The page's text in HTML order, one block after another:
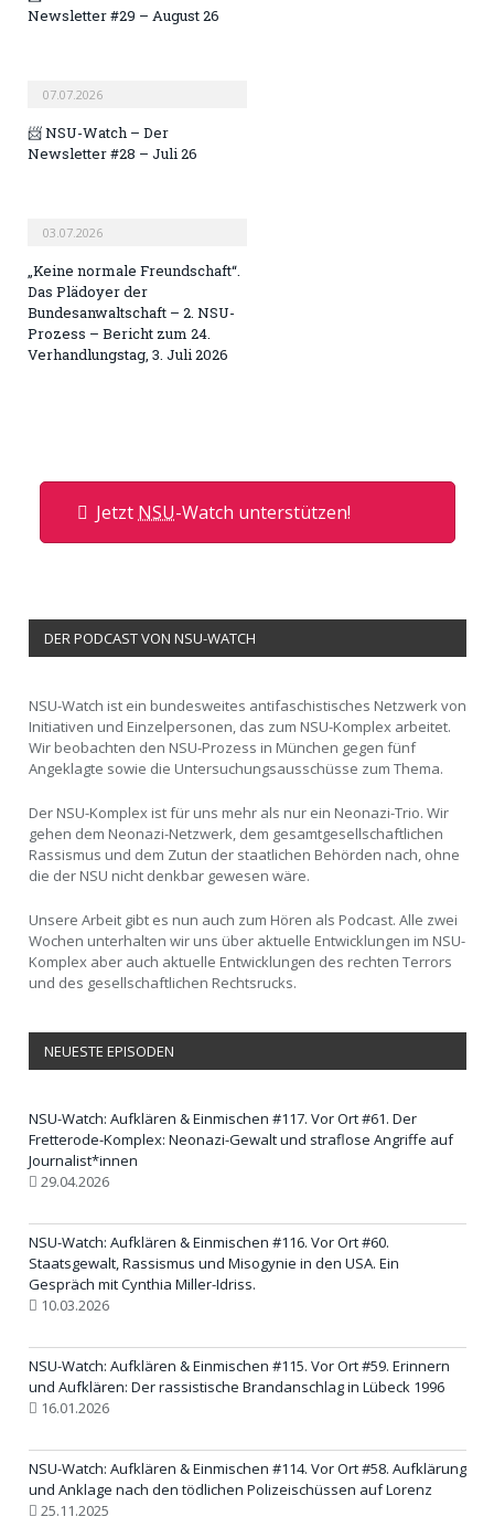
Newsletter #29 – August 26
07.07.2026
📨 NSU-Watch – Der
Newsletter #28 – Juli 26
03.07.2026
„Keine normale Freundschaft“.
Das Plädoyer der
Bundesanwaltschaft – 2. NSU-
Prozess – Bericht zum 24.
Verhandlungstag, 3. Juli 2026
Jetzt NSU-Watch unterstützen!
DER PODCAST VON NSU-WATCH
NSU-Watch ist ein bundesweites antifaschistisches Netzwerk von
Initiativen und Einzelpersonen, das zum NSU-Komplex arbeitet.
Wir beobachten den NSU-Prozess in München gegen fünf
Angeklagte sowie die Untersuchungsausschüsse zum Thema.
Der NSU-Komplex ist für uns mehr als nur ein Neonazi-Trio. Wir
gehen dem Neonazi-Netzwerk, dem gesamtgesellschaftlichen
Rassismus und dem Zutun der staatlichen Behörden nach, ohne
die der NSU nicht denkbar gewesen wäre.
Unsere Arbeit gibt es nun auch zum Hören als Podcast. Alle zwei
Wochen unterhalten wir uns über aktuelle Entwicklungen im NSU-
Komplex aber auch aktuelle Entwicklungen des rechten Terrors
und des gesellschaftlichen Rechtsrucks.
NEUESTE EPISODEN
NSU-Watch: Aufklären & Einmischen #117. Vor Ort #61. Der
Fretterode-Komplex: Neonazi-Gewalt und straflose Angriffe auf
Journalist*innen
29.04.2026
NSU-Watch: Aufklären & Einmischen #116. Vor Ort #60.
Staatsgewalt, Rassismus und Misogynie in den USA. Ein
Gespräch mit Cynthia Miller-Idriss.
10.03.2026
NSU-Watch: Aufklären & Einmischen #115. Vor Ort #59. Erinnern
und Aufklären: Der rassistische Brandanschlag in Lübeck 1996
16.01.2026
NSU-Watch: Aufklären & Einmischen #114. Vor Ort #58. Aufklärung
und Anklage nach den tödlichen Polizeischüssen auf Lorenz
25.11.2025